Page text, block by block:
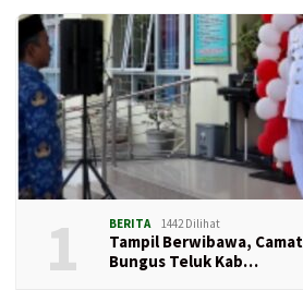
1 BERITA 1442 Dilihat
Tampil Berwibawa, Camat
Bungus Teluk Kab…